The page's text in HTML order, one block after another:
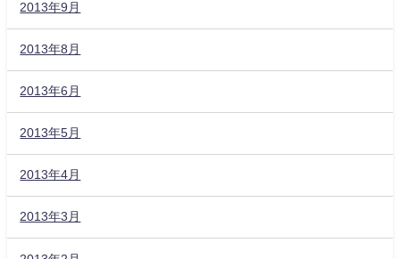
2013年9月
2013年8月
2013年6月
2013年5月
2013年4月
2013年3月